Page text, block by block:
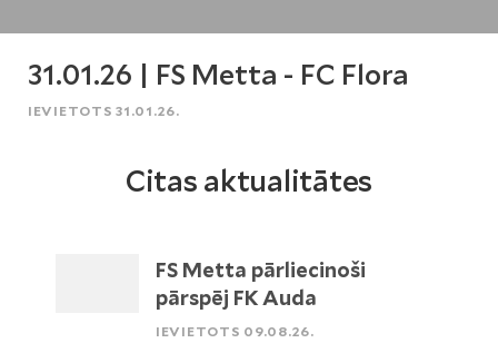
31.01.26 | FS Metta - FC Flora
IEVIETOTS 31.01.26.
Citas aktualitātes
FS Metta pārliecinoši
pārspēj FK Auda
IEVIETOTS 09.08.26.